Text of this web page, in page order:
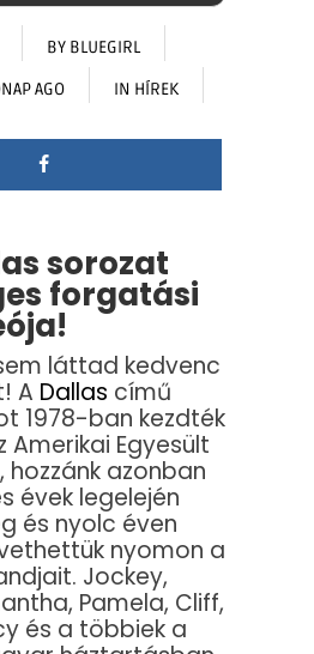
BY BLUEGIRL
AGO IN HÍREK
sorozat
forgatási
láttad kedvenc
A Dallas című
1978-ban kezdték
Amerikai Egyesült
hozzánk azonban
évek legelején
és nyolc éven
nyomon a
Jockey,
Pamela, Cliff,
és a többiek a